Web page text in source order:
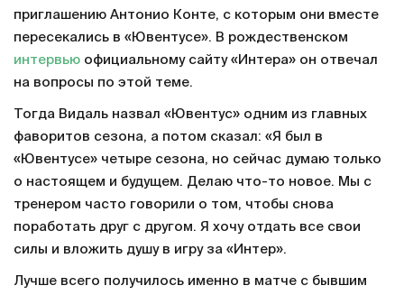
приглашению Антонио Конте, с которым они вместе
пересекались в «Ювентусе». В рождественском
интервью официальному сайту «Интера» он отвечал
на вопросы по этой теме.
Тогда Видаль назвал «Ювентус» одним из главных
фаворитов сезона, а потом сказал: «Я был в
«Ювентусе» четыре сезона, но сейчас думаю только
о настоящем и будущем. Делаю что-то новое. Мы с
тренером часто говорили о том, чтобы снова
поработать друг с другом. Я хочу отдать все свои
силы и вложить душу в игру за «Интер».
Лучше всего получилось именно в матче с бывшим